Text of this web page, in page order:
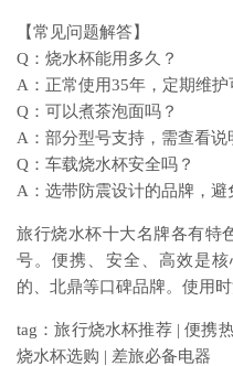
【常见问题解答】
Q：烧水杯能用多久？
A：正常使用35年，定期维护
Q：可以煮茶泡面吗？
A：部分型号支持，需查看说
Q：车载烧水杯安全吗？
A：选带防震设计的品牌，避
旅行烧水杯十大名牌各有特
号。便携、安全、高效是
的、北鼎等口碑品牌。使用
tag：旅行烧水杯推荐 | 便携
烧水杯选购 | 差旅必备电器